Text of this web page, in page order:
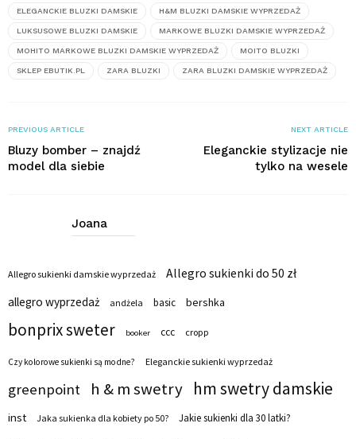
ELEGANCKIE BLUZKI DAMSKIE H&M BLUZKI DAMSKIE WYPRZEDAŻ
LUKSUSOWE BLUZKI DAMSKIE MARKOWE BLUZKI DAMSKIE WYPRZEDAŻ
MOHITO MARKOWE BLUZKI DAMSKIE WYPRZEDAŻ MOITO BLUZKI
SKLEP EBUTIK.PL ZARA BLUZKI ZARA BLUZKI DAMSKIE WYPRZEDAŻ
PREVIOUS ARTICLE
Bluzy bomber – znajdź
model dla siebie
NEXT ARTICLE
Eleganckie stylizacje nie
tylko na wesele
Joana
Allegro sukienki damskie wyprzedaż
Allegro sukienki do 50 zł
allegro wyprzedaż
andżela basic bershka
bonprix sweter booker ccc cropp
Czy kolorowe sukienki są modne? Eleganckie sukienki wyprzedaż
greenpoint h & m swetry hm swetry damskie
inst Jaka sukienka dla kobiety po 50? Jakie sukienki dla 30 latki?